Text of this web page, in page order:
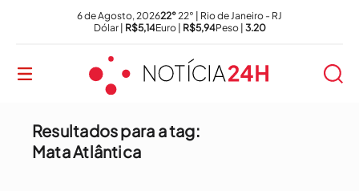
6 de Agosto, 202622°22° | Rio de Janeiro - RJ
Dólar | R$5,14Euro | R$5,94Peso | 3.20
Resultados para a tag:
Mata Atlântica